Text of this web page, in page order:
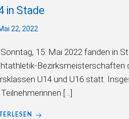
in Stade
22, 2022
15. Mai 2022 fanden in
Bezirksmeisterschaften
U14 und U16 statt.
[…]